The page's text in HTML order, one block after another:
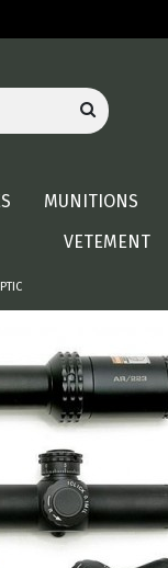
MUNITIONS
VETEMENT